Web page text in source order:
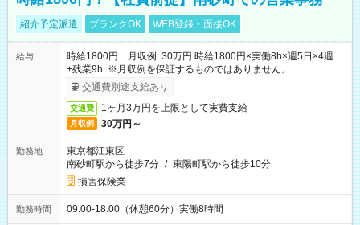
紹介予定派遣 ブランクOK WEB登録・面接OK
給与
時給1800円 月収例 30万円 時給1800円×実働8h×週5日×4週
+残業9h ※月収例を保証するものではありません。
交通費別途支給あり
交通費 1ヶ月3万円を上限として実費支給
月収例 30万円～
勤務地
東京都江東区
南砂町駅から徒歩7分 / 東陽町駅から徒歩10分
損害保険業
勤務時間 09:00-18:00（休憩60分）実働8時間